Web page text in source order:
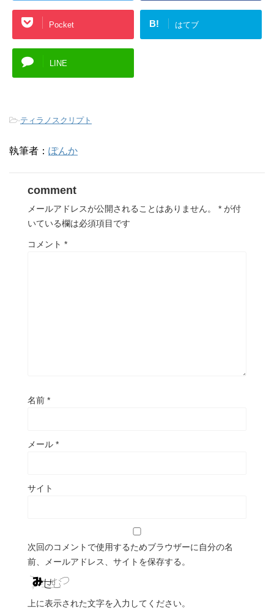
Pocket B! はてブ
LINE
-ティラノスクリプト
執筆者： ぽんか
comment
メールアドレスが公開されることはありません。 * が付
いている欄は必須項目です
コメント *
名前 *
メール *
サイト
次回のコメントで使用するためブラウザーに自分の名
前、メールアドレス、サイトを保存する。
上に表示された文字を入力してください。